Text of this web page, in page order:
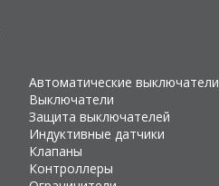
Автоматические выключатели
Выключатели
Защита выключателей
Индуктивные датчики
Клапаны
Контроллеры